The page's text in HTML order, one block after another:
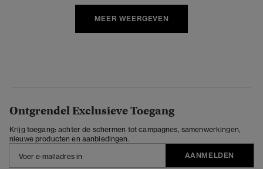
MEER WEERGEVEN
Ontgrendel Exclusieve Toegang
Krijg toegang: achter de schermen tot campagnes, samenwerkingen,
nieuwe producten en aanbiedingen.
AANMELDEN